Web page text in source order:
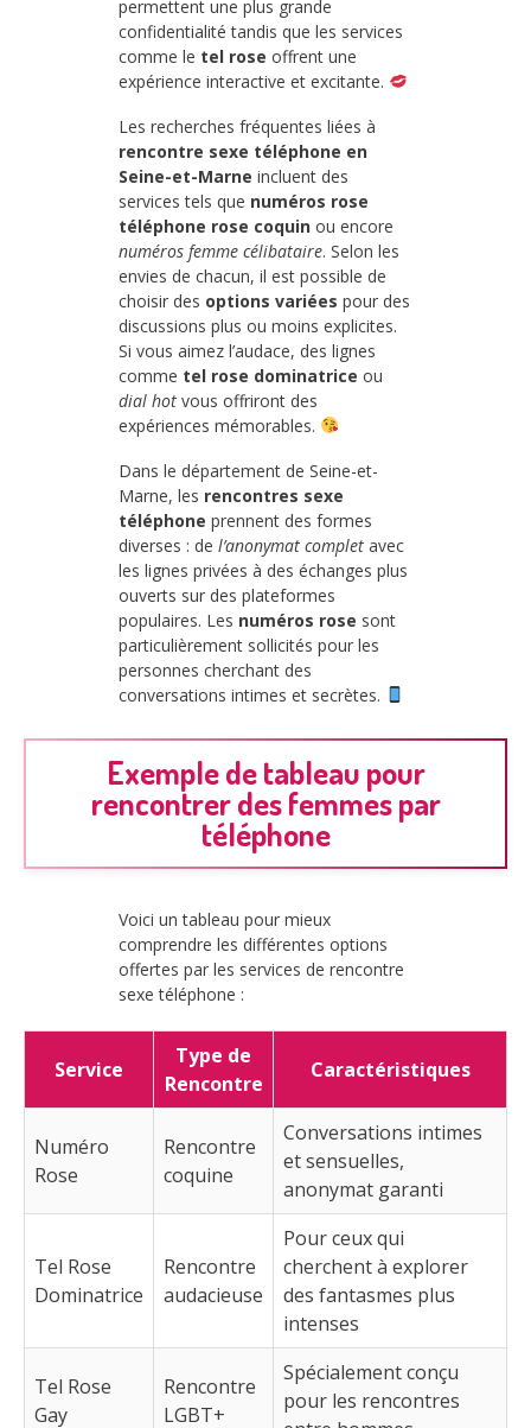
permettent une plus grande
confidentialité tandis que les services
comme le tel rose offrent une
expérience interactive et excitante.
Les recherches fréquentes liées à
rencontre sexe téléphone en
Seine-et-Marne incluent des
services tels que numéros rose
téléphone rose coquin ou encore
numéros femme célibataire. Selon les
envies de chacun, il est possible de
choisir des options variées pour des
discussions plus ou moins explicites.
Si vous aimez l’audace, des lignes
comme tel rose dominatrice ou
dial hot vous offriront des
expériences mémorables.
Dans le département de Seine-et-
Marne, les rencontres sexe
téléphone prennent des formes
diverses : de l’anonymat complet avec
les lignes privées à des échanges plus
ouverts sur des plateformes
populaires. Les numéros rose sont
particulièrement sollicités pour les
personnes cherchant des
conversations intimes et secrètes.
Exemple de tableau pour
rencontrer des femmes par
téléphone
Voici un tableau pour mieux
comprendre les différentes options
offertes par les services de rencontre
sexe téléphone :
Service
Type de
Rencontre
Caractéristiques
Numéro
Rose
Rencontre
coquine
Conversations intimes
et sensuelles,
anonymat garanti
Tel Rose
Dominatrice
Rencontre
audacieuse
Pour ceux qui
cherchent à explorer
des fantasmes plus
intenses
Tel Rose
Gay
Rencontre
LGBT+
Spécialement conçu
pour les rencontres